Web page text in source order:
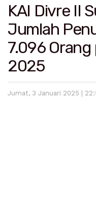
KAI Divre II
Jumlah
7.096 Orang
2025
Jumat, 3 Januari 2025 |